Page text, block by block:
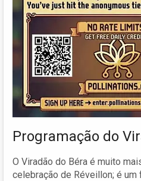
Programação do
O Viradão do Béra é muito
celebração de Réveillon; é